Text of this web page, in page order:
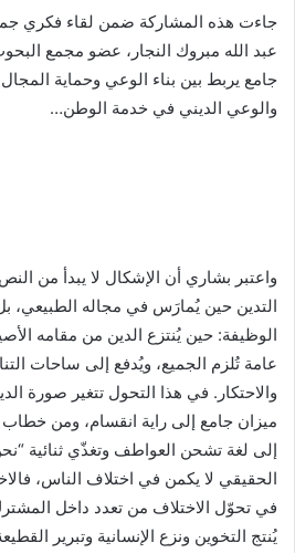
جاءت هذه المشاركة ضمن لقاء فكري جمعه
عبد الله مبروك النجار، عضو مجمع
جامع يربط بين بناء الوعي وحماية
والوعي الديني في خدمة الوطن…
واعتبر بشاري أن الإشكال لا يبدأ من
التدين حين يُمارَس في مجاله الطبيعي،
الوظيفة: حين يُنتزع الدين من مقامه
عامة تُلزم الجميع، ويُدفع إلى ساحات
والاحتكار. في هذا التحول تتغير صورة
ميزان جامع إلى راية انقسام، ومن
إلى لغة تشحن العواطف وتغذّي ثنائية
الحقيقي لا يكمن في اختلاف الناس،
في تحوّل الاختلاف من تعدد داخل
يُنتج التخوين ونزع الإنسانية وتبرير